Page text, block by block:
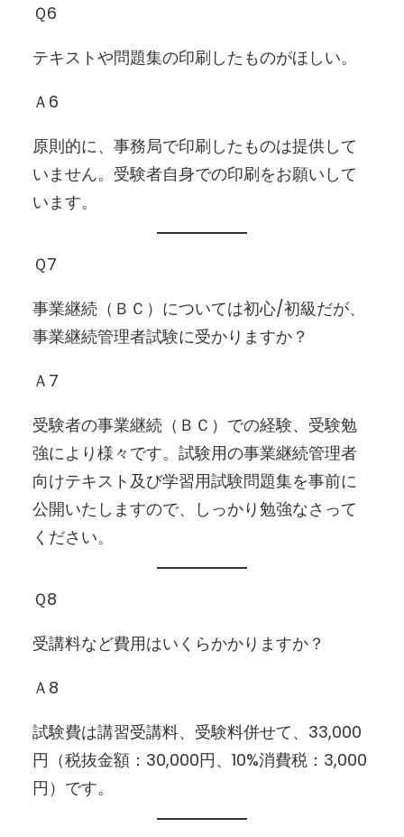
Ｑ6
テキストや問題集の印刷したものがほしい。
Ａ6
原則的に、事務局で印刷したものは提供して
いません。受験者自身での印刷をお願いして
います。
Ｑ7
事業継続（ＢＣ）については初心/初級だが、
事業継続管理者試験に受かりますか？
Ａ7
受験者の事業継続（ＢＣ）での経験、受験勉
強により様々です。試験用の事業継続管理者
向けテキスト及び学習用試験問題集を事前に
公開いたしますので、しっかり勉強なさって
ください。
Ｑ8
受講料など費用はいくらかかりますか？
Ａ8
試験費は講習受講料、受験料併せて、33,000
円（税抜金額：30,000円、10%消費税：3,000
円）です。